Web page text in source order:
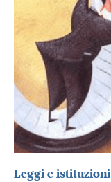
Leggi e istituzioni